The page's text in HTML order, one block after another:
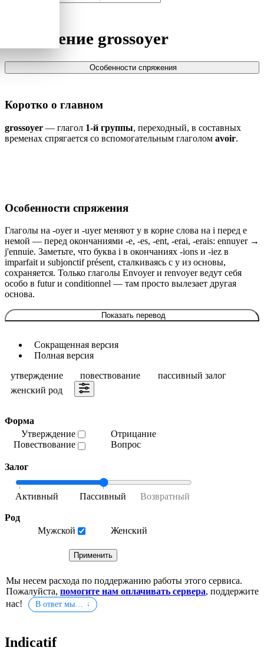
Спряжение grossoyer
Особенности спряжения
Коротко о главном
grossoyer — глагол 1-й группы, переходный, в составных
временах спрягается со вспомогательным глаголом avoir.
Особенности спряжения
Глаголы на -oyer и -uyer меняют y в корне слова на i перед e
немой — перед окончаниями -e, -es, -ent, -erai, -erais: ennuyer →
j'ennuie. Заметьте, что буква i в окончаниях -ions и -iez в
imparfait и subjonctif présent, сталкиваясь с y из основы,
сохраняется. Только глаголы Envoyer и renvoyer ведут себя
особо в futur и conditionnel — там просто вылезает другая
основа.
Показать перевод
Сокращенная версия
Полная версия
утверждение
повествование
пассивный залог
женский род
Форма
Утверждение
Повествование
Отрицание
Вопрос
Залог
Род
Мужской
Женский
Мы несем расхода по поддержанию работы этого сервиса.
Пожалуйста, помогите нам оплачивать сервера, поддержите
нас!
В ответ мы…
Indicatif